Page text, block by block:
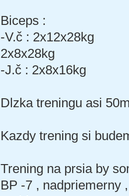
Biceps :
-V.č : 2x12x28kg
2x8x28kg
-J.č : 2x8x16kg
Dlzka treningu asi
Kazdy trening si
Trening na prsia by
BP -7 , nadpriemerny